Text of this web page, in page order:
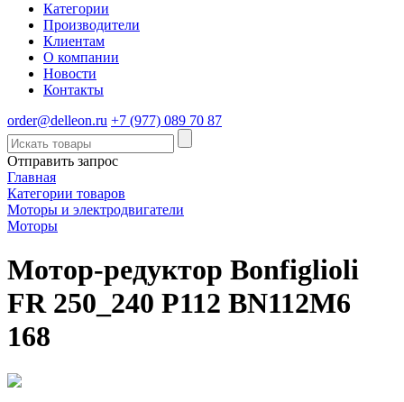
Категории
Производители
Клиентам
О компании
Новости
Контакты
order@delleon.ru +7 (977) 089 70 87
Отправить запрос
Главная
Категории товаров
Моторы и электродвигатели
Моторы
Мотор-редуктор Bonfiglioli
FR 250_240 P112 BN112M6
168